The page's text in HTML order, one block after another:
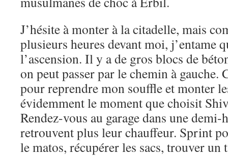
J’hésite à monter à la citadelle, mais
plusieurs heures devant moi, j’entame
l’ascension. Il y a de gros blocs de
on peut passer par le chemin à gauche.
pour reprendre mon souffle et monter
évidemment le moment que choisit
Rendez-vous au garage dans une demi-
retrouvent plus leur chauffeur. Sprint
le matos, récupérer les sacs, trouver